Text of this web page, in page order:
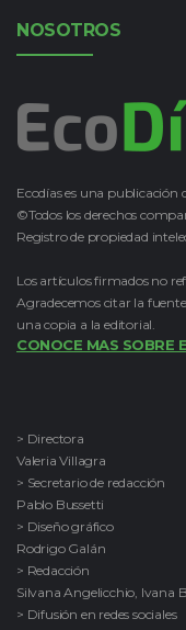
NOSOTROS
Ecodías es una publicación
©Todos los derechos
Registro de propiedad
Los artículos firmados no
Agradecemos citar la
una copia a la editorial.
CONOCE MAS SOBRE
> Directora
Valeria Villagra
> Secretario de redacción
Pablo Bussetti
> Diseño gráfico
Rodrigo Galán
> Redacción
Silvana Angelicchio, Ivana
> Difusión en redes sociales